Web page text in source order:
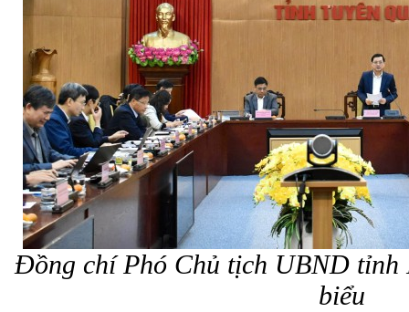
Đồng chí Phó Chủ tịch UBND tỉnh
biểu